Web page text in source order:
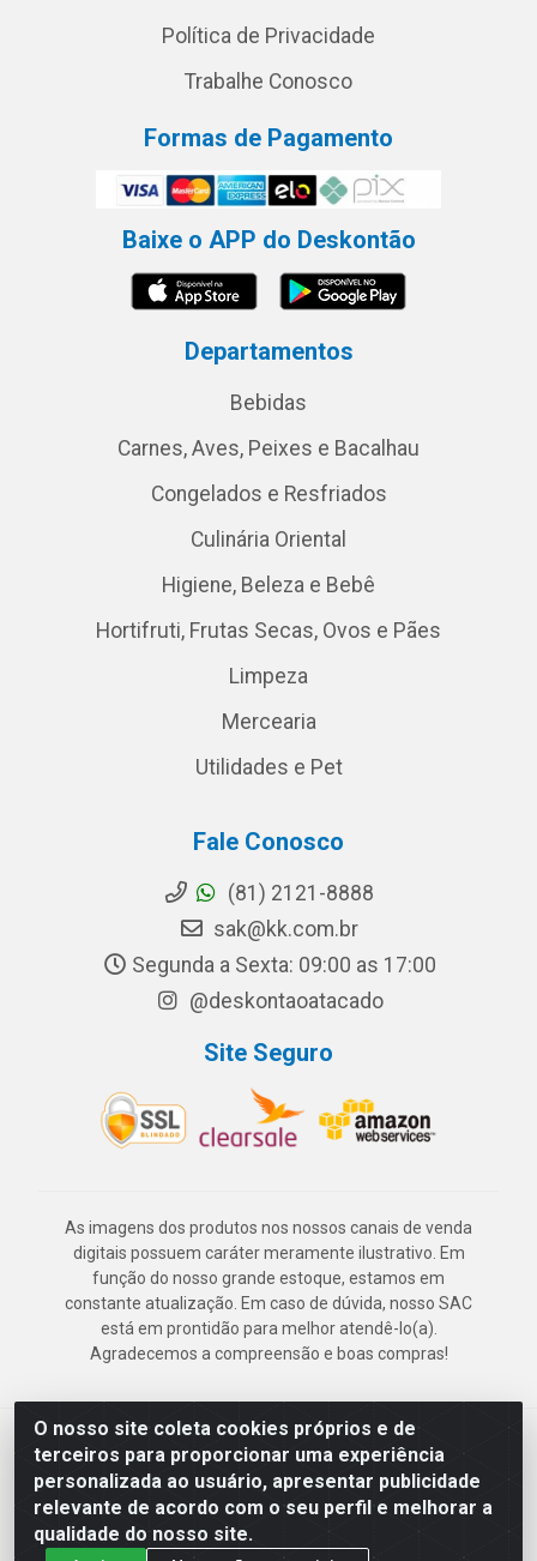
O nosso site coleta cookies próprios e de
terceiros para proporcionar uma experiência
personalizada ao usuário, apresentar publicidade
relevante de acordo com o seu perfil e melhorar a
qualidade do nosso site.
Política de Privacidade
Trabalhe Conosco
Formas de Pagamento
Baixe o APP do Deskontão
Departamentos
Bebidas
Carnes, Aves, Peixes e Bacalhau
Congelados e Resfriados
Culinária Oriental
Higiene, Beleza e Bebê
Hortifruti, Frutas Secas, Ovos e Pães
Limpeza
Mercearia
Utilidades e Pet
Fale Conosco
(81) 2121-8888
sak@kk.com.br
Segunda a Sexta: 09:00 as 17:00
@deskontaoatacado
Site Seguro
As imagens dos produtos nos nossos canais de venda
digitais possuem caráter meramente ilustrativo. Em
função do nosso grande estoque, estamos em
constante atualização. Em caso de dúvida, nosso SAC
está em prontidão para melhor atendê-lo(a).
Agradecemos a compreensão e boas compras!
Deskontão Atacado - Av. Marechal Mascarenhas de Morais, 2471 -
Imbiribeira - Recife/PE - CEP 51.150-001 - CNPJ 24.150.377/0003-
57